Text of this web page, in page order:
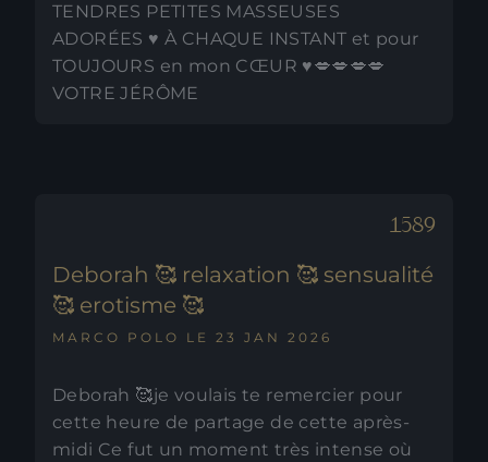
TENDRES PETITES MASSEUSES
ADORÉES ♥️ À CHAQUE INSTANT et pour
TOUJOURS en mon CŒUR ♥️💋💋💋💋
VOTRE JÉRÔME
Deborah 🥰 relaxation 🥰 sensualité
🥰 erotisme 🥰
MARCO POLO LE 23 JAN 2026
Deborah 🥰je voulais te remercier pour
cette heure de partage de cette après-
midi Ce fut un moment très intense où